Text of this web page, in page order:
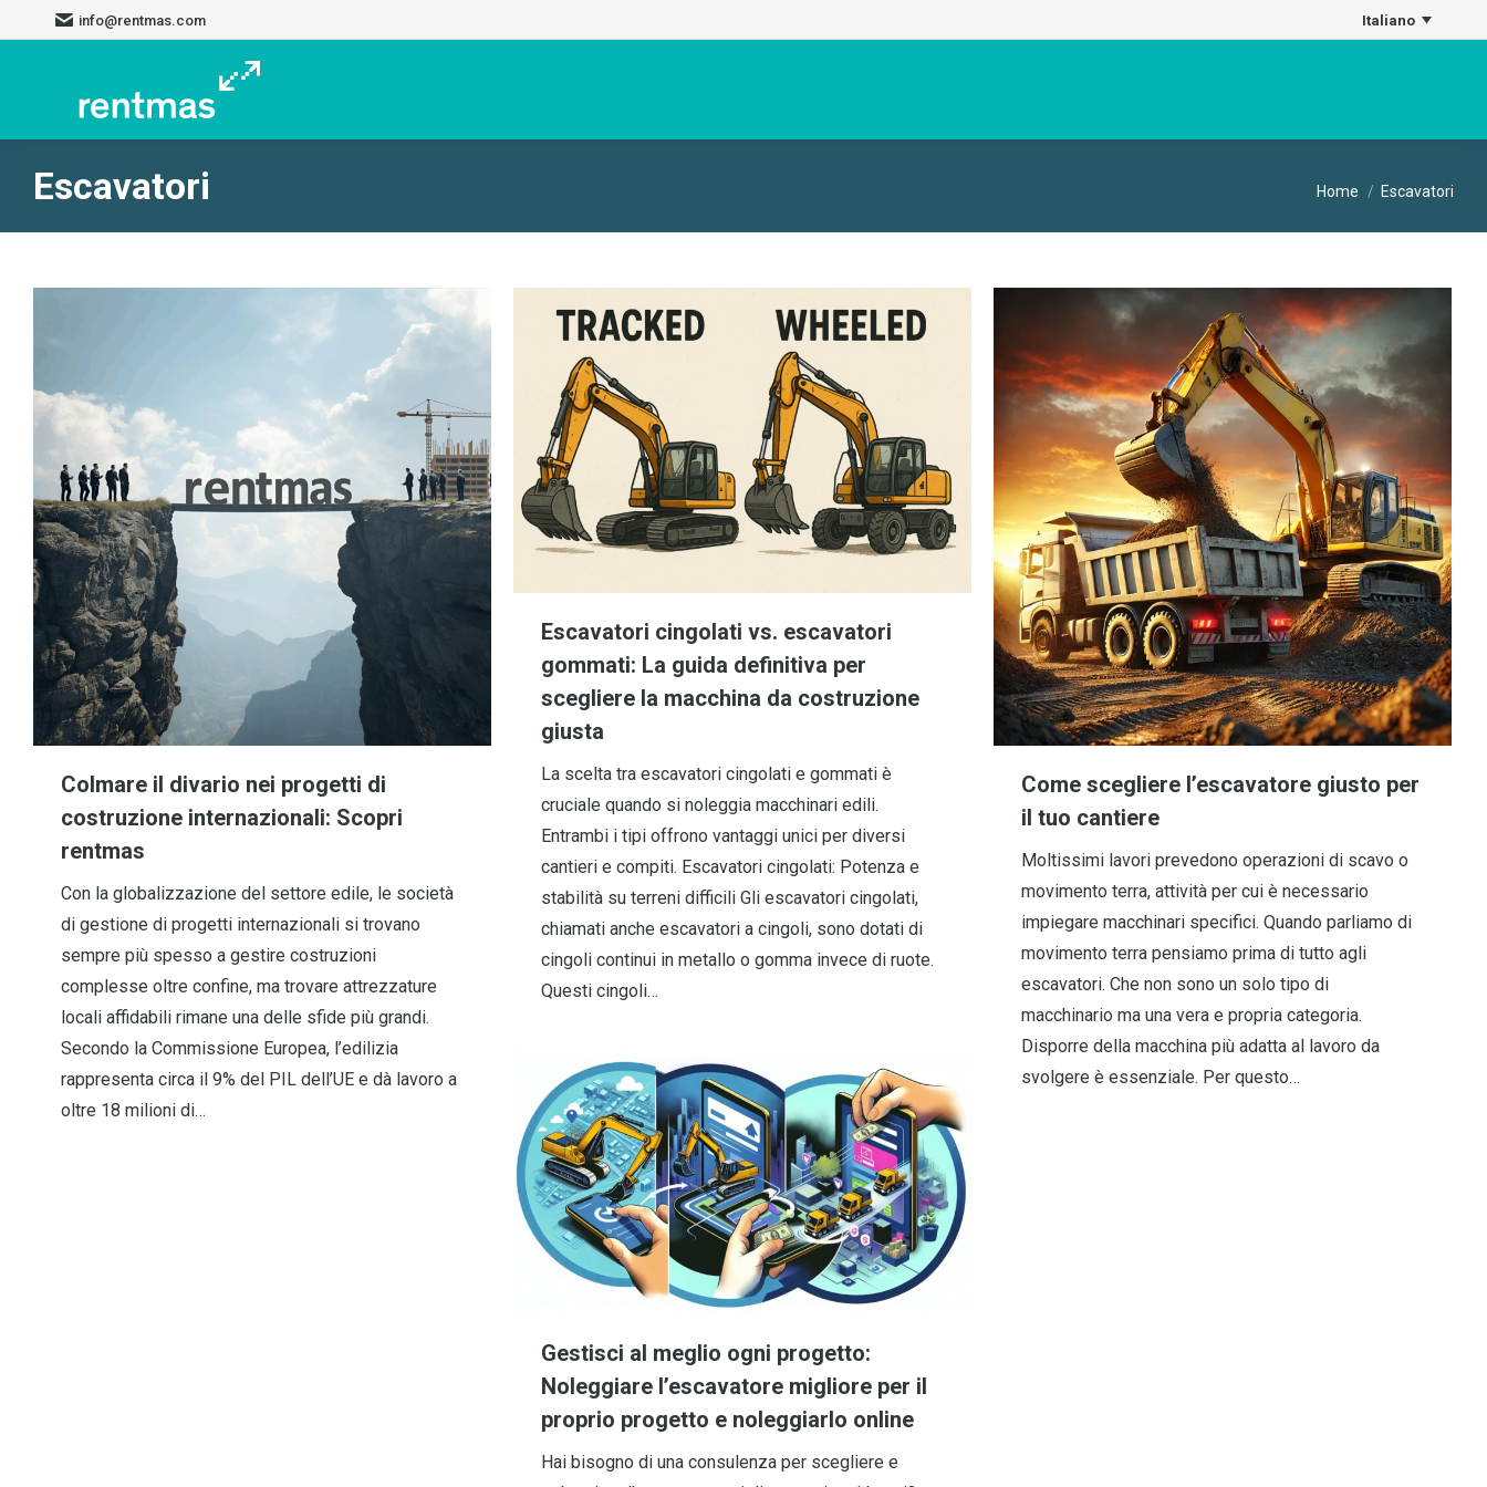
info@rentmas.com Italiano
Escavatori Tu sei qui:
Home Escavatori
Colmare il divario nei progetti di
costruzione internazionali: Scopri
rentmas
Con la globalizzazione del settore edile, le società
di gestione di progetti internazionali si trovano
sempre più spesso a gestire costruzioni
complesse oltre confine, ma trovare attrezzature
locali affidabili rimane una delle sfide più grandi.
Secondo la Commissione Europea, l’edilizia
rappresenta circa il 9% del PIL dell’UE e dà lavoro a
oltre 18 milioni di…
Escavatori cingolati vs. escavatori
gommati: La guida definitiva per
scegliere la macchina da costruzione
giusta
La scelta tra escavatori cingolati e gommati è
cruciale quando si noleggia macchinari edili.
Entrambi i tipi offrono vantaggi unici per diversi
cantieri e compiti. Escavatori cingolati: Potenza e
stabilità su terreni difficili Gli escavatori cingolati,
chiamati anche escavatori a cingoli, sono dotati di
cingoli continui in metallo o gomma invece di ruote.
Questi cingoli…
Come scegliere l’escavatore giusto per
il tuo cantiere
Moltissimi lavori prevedono operazioni di scavo o
movimento terra, attività per cui è necessario
impiegare macchinari specifici. Quando parliamo di
movimento terra pensiamo prima di tutto agli
escavatori. Che non sono un solo tipo di
macchinario ma una vera e propria categoria.
Disporre della macchina più adatta al lavoro da
svolgere è essenziale. Per questo…
Gestisci al meglio ogni progetto:
Noleggiare l’escavatore migliore per il
proprio progetto e noleggiarlo online
Hai bisogno di una consulenza per scegliere e